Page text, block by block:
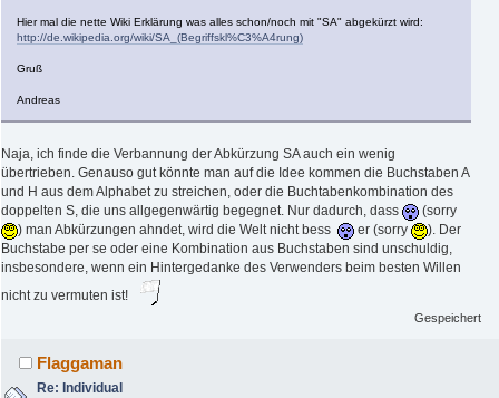
Hier mal die nette Wiki Erklärung was alles schon/noch mit "SA" abgekürzt wird:
http://de.wikipedia.org/wiki/SA_(Begriffskl%C3%A4rung)
Gruß
Andreas
Naja, ich finde die Verbannung der Abkürzung SA auch ein wenig
übertrieben. Genauso gut könnte man auf die Idee kommen die Buchstaben A
und H aus dem Alphabet zu streichen, oder die Buchtabenkombination des
doppelten S, die uns allgegenwärtig begegnet. Nur dadurch, dass
(sorry
) man Abkürzungen ahndet, wird die Welt nicht bess
er (sorry
). Der
Buchstabe per se oder eine Kombination aus Buchstaben sind unschuldig,
insbesondere, wenn ein Hintergedanke des Verwenders beim besten Willen
nicht zu vermuten ist!
Gespeichert
Flaggaman
Re: Individual